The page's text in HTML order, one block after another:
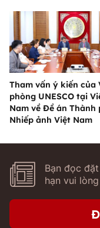
Tham vấn ý kiến của
phòng UNESCO tại
Nam về Đề án Thành
Nhiếp ảnh Việt Nam
Bạn đọc
hạn vui